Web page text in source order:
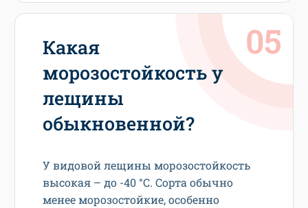
Какая
морозостойкость у
лещины
обыкновенной?
У видовой лещины морозостойкость
высокая – до -40 °С. Сорта обычно
менее морозостойкие, особенно